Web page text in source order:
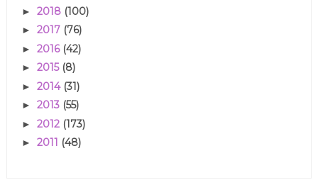
► 2018 (100)
► 2017 (76)
► 2016 (42)
► 2015 (8)
► 2014 (31)
► 2013 (55)
► 2012 (173)
► 2011 (48)